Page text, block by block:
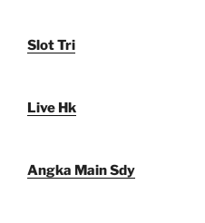
Slot Tri
Live Hk
Angka Main Sdy